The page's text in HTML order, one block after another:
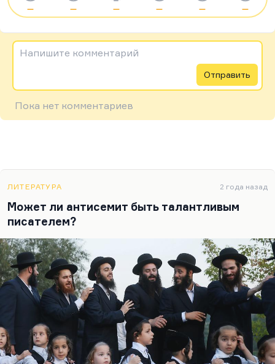
— — — — — —
Напишите комментарий
Отправить
Пока нет комментариев
ЛИТЕРАТУРА 2 года назад
Может ли антисемит быть талантливым
писателем?